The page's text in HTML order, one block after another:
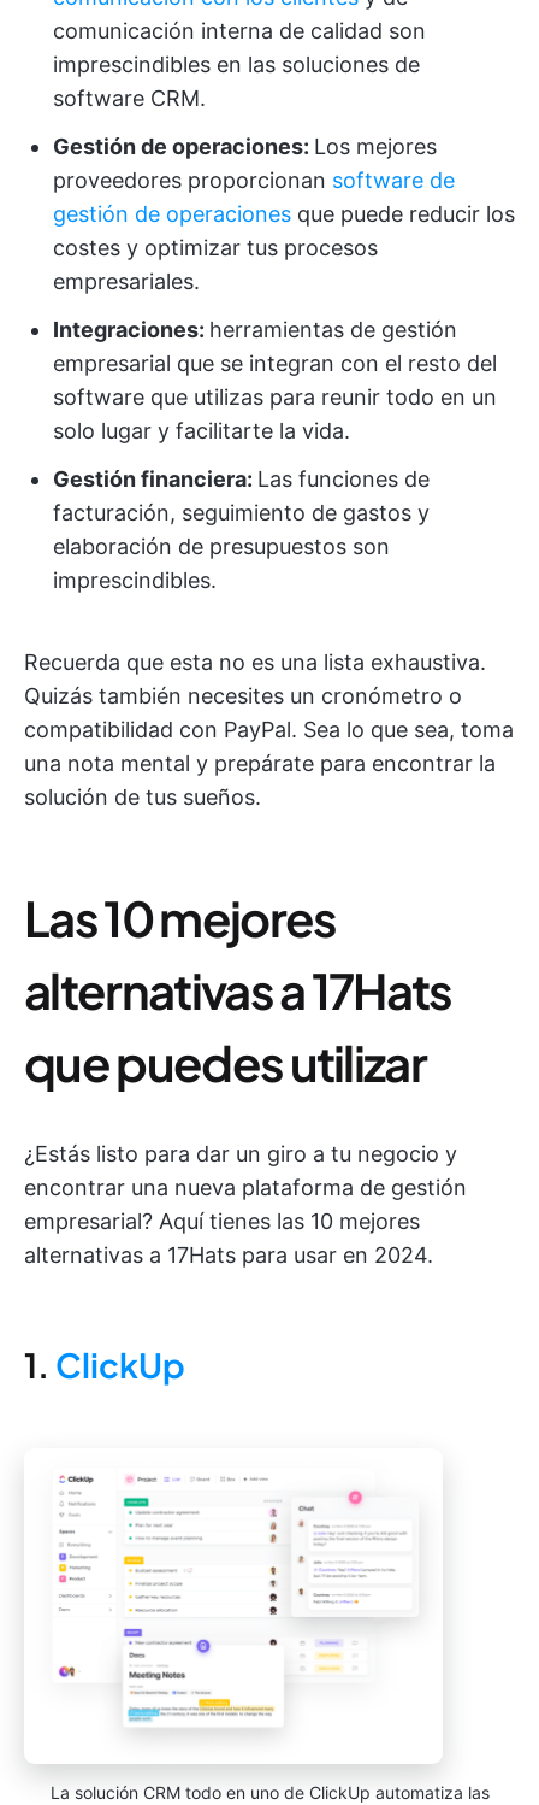
comunicación interna de calidad son
imprescindibles en las soluciones de
software CRM.
Gestión de operaciones: Los mejores
proveedores proporcionan software de
gestión de operaciones que puede reducir los
costes y optimizar tus procesos
empresariales.
Integraciones: herramientas de gestión
empresarial que se integran con el resto del
software que utilizas para reunir todo en un
solo lugar y facilitarte la vida.
Gestión financiera: Las funciones de
facturación, seguimiento de gastos y
elaboración de presupuestos son
imprescindibles.
Recuerda que esta no es una lista exhaustiva.
Quizás también necesites un cronómetro o
compatibilidad con PayPal. Sea lo que sea, toma
una nota mental y prepárate para encontrar la
solución de tus sueños.
Las 10 mejores
alternativas a 17Hats
que puedes utilizar
¿Estás listo para dar un giro a tu negocio y
encontrar una nueva plataforma de gestión
empresarial? Aquí tienes las 10 mejores
alternativas a 17Hats para usar en 2024.
1. ClickUp
La solución CRM todo en uno de ClickUp automatiza las